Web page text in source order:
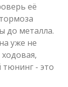
её
до металла.
уже не
тюнинг - это